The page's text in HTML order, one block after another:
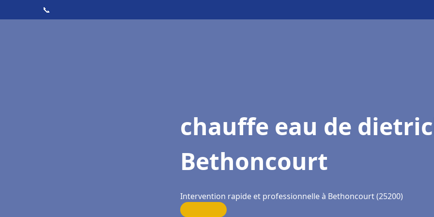
📞
chauffe eau de
Bethoncourt
Intervention rapide et professionnelle à Bethoncourt (25200)